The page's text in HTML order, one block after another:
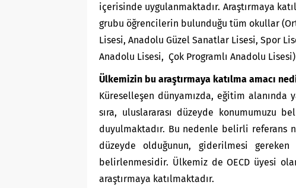
içerisinde uygulanmaktadır. Araştırmaya
grubu öğrencilerin bulunduğu tüm okullar
Lisesi, Anadolu Güzel Sanatlar Lisesi, Spor
Anadolu Lisesi, Çok Programlı Anadolu
Ülkemizin bu araştırmaya katılma amacı
Küreselleşen dünyamızda, eğitim alanında
sıra, uluslararası düzeyde konumumuzu
duyulmaktadır. Bu nedenle belirli referans
düzeyde olduğunun, giderilmesi
belirlenmesidir. Ülkemiz de OECD üyesi
araştırmaya katılmaktadır.